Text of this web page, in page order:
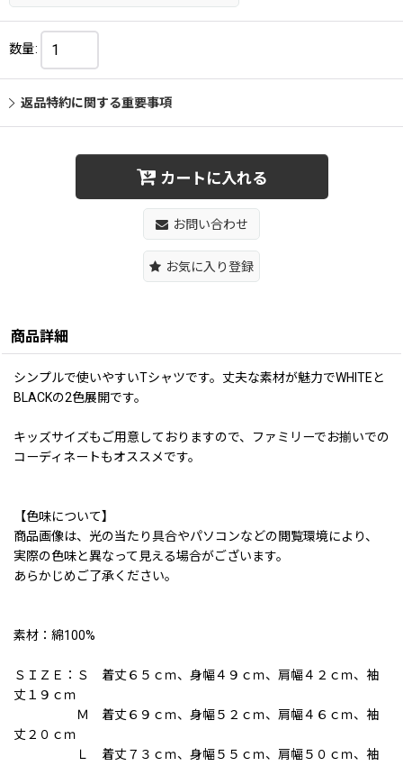
数量:
返品特約に関する重要事項
カートに入れる
お問い合わせ
お気に入り登録
商品詳細
シンプルで使いやすいTシャツです。丈夫な素材が魅力でWHITEと
BLACKの2色展開です。
キッズサイズもご用意しておりますので、ファミリーでお揃いでの
コーディネートもオススメです。
【色味について】
商品画像は、光の当たり具合やパソコンなどの閲覧環境により、
実際の色味と異なって見える場合がございます。
あらかじめご了承ください。
素材：綿100%
ＳＩＺＥ：Ｓ 着丈６５ｃｍ、身幅４９ｃｍ、肩幅４２ｃｍ、袖
丈１９ｃｍ
Ｍ 着丈６９ｃｍ、身幅５２ｃｍ、肩幅４６ｃｍ、袖
丈２０ｃｍ
Ｌ 着丈７３ｃｍ、身幅５５ｃｍ、肩幅５０ｃｍ、袖